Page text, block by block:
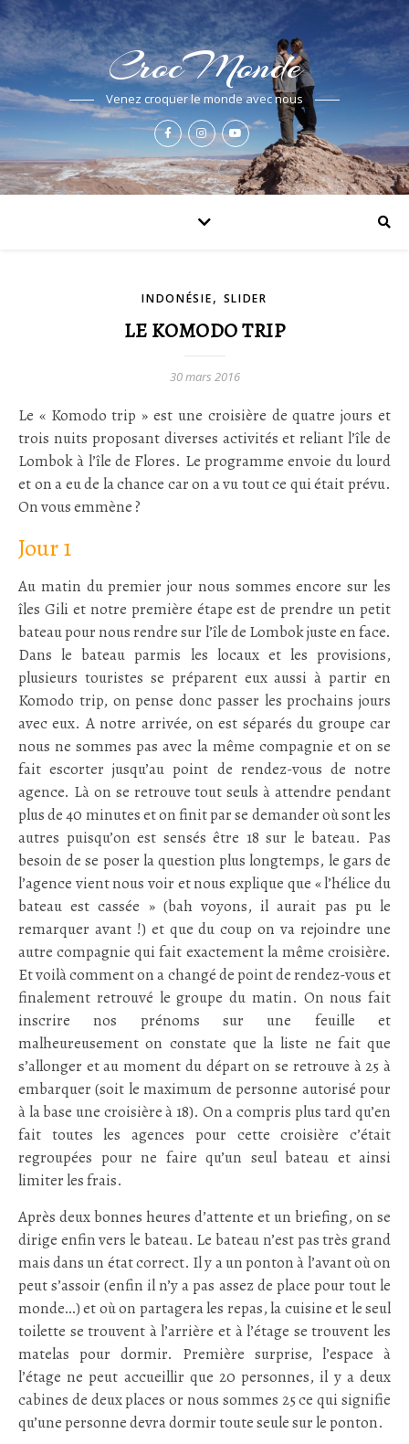
CrocMonde
Venez croquer le monde avec nous
INDONÉSIE, SLIDER
LE KOMODO TRIP
30 mars 2016
Le « Komodo trip » est une croisière de quatre jours et
trois nuits proposant diverses activités et reliant l’île de
Lombok à l’île de Flores. Le programme envoie du lourd
et on a eu de la chance car on a vu tout ce qui était prévu.
On vous emmène ?
Jour 1
Au matin du premier jour nous sommes encore sur les
îles Gili et notre première étape est de prendre un petit
bateau pour nous rendre sur l’île de Lombok juste en face.
Dans le bateau parmis les locaux et les provisions,
plusieurs touristes se préparent eux aussi à partir en
Komodo trip, on pense donc passer les prochains jours
avec eux. A notre arrivée, on est séparés du groupe car
nous ne sommes pas avec la même compagnie et on se
fait escorter jusqu’au point de rendez-vous de notre
agence. Là on se retrouve tout seuls à attendre pendant
plus de 40 minutes et on finit par se demander où sont les
autres puisqu’on est sensés être 18 sur le bateau. Pas
besoin de se poser la question plus longtemps, le gars de
l’agence vient nous voir et nous explique que « l’hélice du
bateau est cassée » (bah voyons, il aurait pas pu le
remarquer avant !) et que du coup on va rejoindre une
autre compagnie qui fait exactement la même croisière.
Et voilà comment on a changé de point de rendez-vous et
finalement retrouvé le groupe du matin. On nous fait
inscrire nos prénoms sur une feuille et
malheureusement on constate que la liste ne fait que
s’allonger et au moment du départ on se retrouve à 25 à
embarquer (soit le maximum de personne autorisé pour
à la base une croisière à 18). On a compris plus tard qu’en
fait toutes les agences pour cette croisière c’était
regroupées pour ne faire qu’un seul bateau et ainsi
limiter les frais.
Après deux bonnes heures d’attente et un briefing, on se
dirige enfin vers le bateau. Le bateau n’est pas très grand
mais dans un état correct. Il y a un ponton à l’avant où on
peut s’assoir (enfin il n’y a pas assez de place pour tout le
monde…) et où on partagera les repas, la cuisine et le seul
toilette se trouvent à l’arrière et à l’étage se trouvent les
matelas pour dormir. Première surprise, l’espace à
l’étage ne peut accueillir que 20 personnes, il y a deux
cabines de deux places or nous sommes 25 ce qui signifie
qu’une personne devra dormir toute seule sur le ponton.